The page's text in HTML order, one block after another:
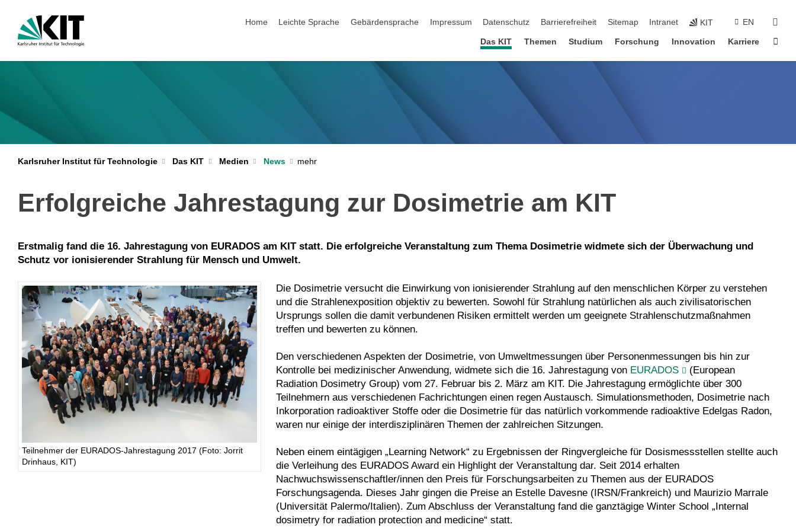
Home
Leichte Sprache Gebärdensprache Impressum Datenschutz Barrierefreiheit Sitemap Intranet KIT EN
Das KIT Themen Studium Forschung Innovation Karriere
Karlsruher Institut für Technologie Das KIT Medien News
Erfolgreiche Jahrestagung zur Dosimetrie am KIT
Erstmalig fand die 16. Jahrestagung von EURADOS am KIT statt. Die erfolgreiche Veranstaltung zum Thema Dosimetrie widmete sich der Überwachung und
Schutz vor ionisierender Strahlung für Mensch und Umwelt.
Teilnehmer der EURADOS-Jahrestagung 2017 (Foto: Jorrit
Drinhaus, KIT)
Die Dosimetrie versucht die Einwirkung von ionisierender Strahlung auf den menschlichen Körper zu verstehen
und die Strahlenexposition objektiv zu bewerten. Sowohl für Strahlung natürlichen als auch zivilisatorischen
Ursprungs sollen die damit verbundenen Risiken ermittelt werden um geeignete Strahlenschutzmaßnahmen
treffen und bewerten zu können.
Den verschiedenen Aspekten der Dosimetrie, von Umweltmessungen über Personenmessungen bis hin zur
Kontrolle bei medizinischer Anwendung, widmete sich die 16. Jahrestagung von EURADOS
(European
Radiation Dosimetry Group) vom 27. Februar bis 2. März am KIT. Die Jahrestagung ermöglichte über 300
Teilnehmern aus verschiedenen Fachrichtungen einen regen Austausch. Simulationsmethoden, Dosimetrie nach
Inkorporation radioaktiver Stoffe oder die Dosimetrie für das natürlich vorkommende radioaktive Edelgas Radon,
waren nur einige der interdisziplinären Themen der zahlreichen Sitzungen.
Neben einem eintägigen „Learning Network“ zu Ergebnissen der Ringvergleiche für Dosismessstellen stellte auch
die Verleihung des EURADOS Award ein Highlight der Veranstaltung dar. Seit 2014 erhalten
Nachwuchswissenschaftler/innen den Preis für Forschungsarbeiten zu Themen aus der EURADOS
Forschungsagenda. Dieses Jahr gingen die Preise an Estelle Davesne (IRSN/Frankreich) und Maurizio Marrale
(Universität Palermo/Italien). Zum Abschluss der Veranstaltung fand die ganztägige Winter School „Internal
dosimetry for radiation protection and medicine“ statt.